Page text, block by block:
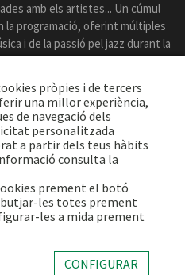
amb els artistes... Un cúmul
la programació, oferint múltiples
i de la passió pel jazz durant la
en directe des de Barcelona.
de gran convocatòria.
pròpies i de tercers
una millor experiència,
de navegació dels
personalitzada
a partir dels teus hàbits
consulta la
prement el botó
les totes prement
les a mida prement
CONFIGURAR